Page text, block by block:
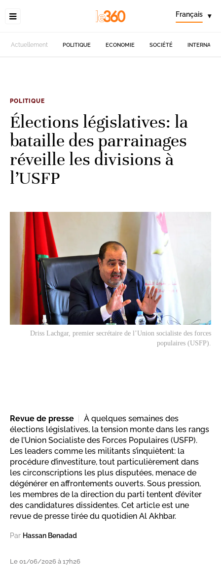
Français ▾
Actuellement POLITIQUE ECONOMIE SOCIÉTÉ
POLITIQUE
Élections législatives: la
bataille des parrainages
réveille les divisions à
l’USFP
Driss Lachgar, premier secrétaire de l’Union socialiste des forces
populaires (USFP).
Revue de presse
À quelques semaines des
élections législatives, la tension monte dans les rangs
de l’Union Socialiste des Forces Populaires (USFP).
Les leaders comme les militants s’inquiètent: la
procédure d’investiture, tout particulièrement dans
les circonscriptions les plus disputées, menace de
dégénérer en affrontements ouverts. Sous pression,
les membres de la direction du parti tentent d’éviter
des candidatures dissidentes. Cet article est une
revue de presse tirée du quotidien Al Akhbar.
Par Hassan Benadad
Le 01/06/2026 à 17h26